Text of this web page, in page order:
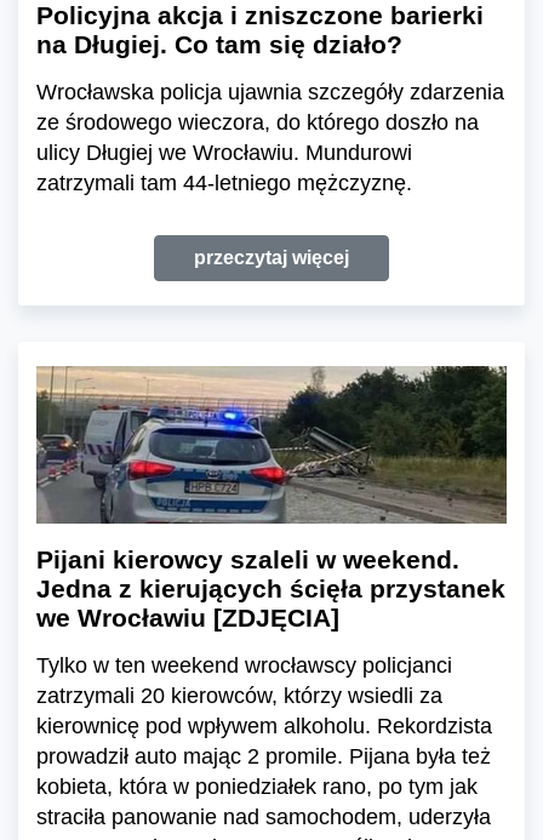
Policyjna akcja i zniszczone barierki
na Długiej. Co tam się działo?
Wrocławska policja ujawnia szczegóły zdarzenia
ze środowego wieczora, do którego doszło na
ulicy Długiej we Wrocławiu. Mundurowi
zatrzymali tam 44-letniego mężczyznę.
przeczytaj więcej
Pijani kierowcy szaleli w weekend.
Jedna z kierujących ścięła przystanek
we Wrocławiu [ZDJĘCIA]
Tylko w ten weekend wrocławscy policjanci
zatrzymali 20 kierowców, którzy wsiedli za
kierownicę pod wpływem alkoholu. Rekordzista
prowadził auto mając 2 promile. Pijana była też
kobieta, która w poniedziałek rano, po tym jak
straciła panowanie nad samochodem, uderzyła